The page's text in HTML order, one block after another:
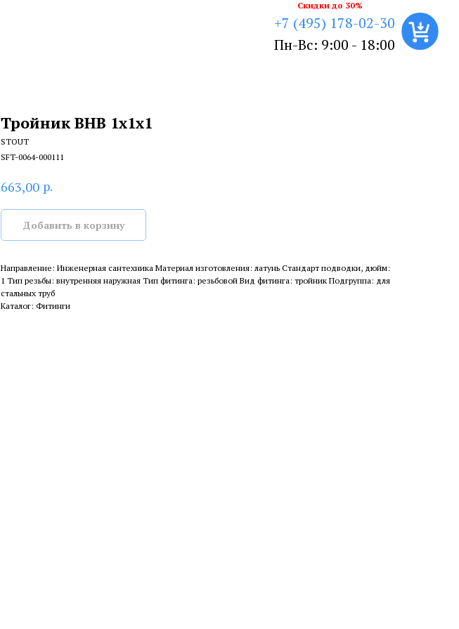
+7 (495) 178-02-30
Пн-Вс: 9:00 - 18:00
Скидки до 30%
Тройник ВНВ 1x1x1
STOUT
SFT-0064-000111
663,00 р.
Добавить в корзину
Направление: Инженерная сантехника Материал изготовления: латунь Стандарт подводки, дюйм:
1 Тип резьбы: внутренняя наружная Тип фитинга: резьбовой Вид фитинга: тройник Подгруппа: для
стальных труб
Каталог: Фитинги